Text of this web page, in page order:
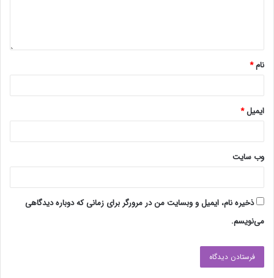
نام*
ایمیل*
وب‌ سایت
ذخیره نام، ایمیل و وبسایت من در مرورگر برای زمانی که دوباره دیدگاهی
می‌نویسم.